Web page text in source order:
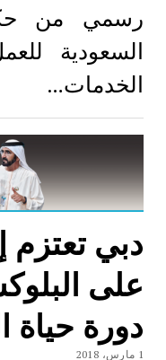
رسمي من
السعودية
الخدمات…
دبي تعتزم
على
دورة حياة
1 مارس، 2018